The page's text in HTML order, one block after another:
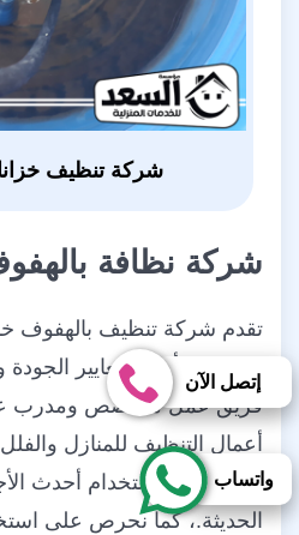
شركة تنظيف
شركة نظافة
تقدم شركة تنظيف بالهفوف
بالهفوف بأعلى معايير الجودة
فريق عمل متخصص ومدرب
أعمال التنظيف للمنازل
والمجالس باستخدام أحدث
الحديثة.، كما نحرص على
إتصل الآن
واتساب